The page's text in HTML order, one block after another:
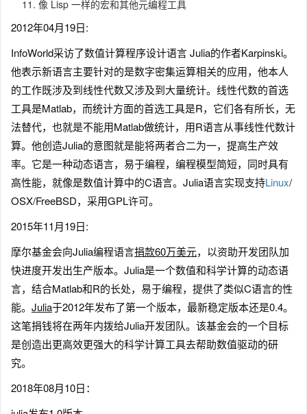
像 Lisp 一样的宏和其他元编程工具
2012年04月19日:
InfoWorld采访了数值计算程序设计语言 Julia的作者Karpinski。
他表示新语言主要针对的是数字密集运算相关的应用，他本人
的工作既涉及到线性代数又涉及到大量统计。线性代数的首选
工具是Matlab，而统计方面的首选工具是R，它们各有所长，无
法替代，也就是不能用Matlab做统计，用R语言从事线性代数计
算。他创造Julia的意图就是能将两者合二为一，提高生产效
率。它是一种动态语言，易于编程，编程模型简短，同时具有
高性能，就像是数值计算中的C语言。Julia语言实现支持Linux/
OSX/FreeBSD，采用GPL许可。
2015年11月19日:
摩尔基金会向Julia编程语言捐款60万美元，以资助开发团队加
快进度开发出生产版本。Julia是一个数值和科学计算的动态语
言，结合Matlab和R的长处，易于编程，提供了类似C语言的性
能。 Julia于2012年发布了第一个版本，最新稳定版本还是0.4。
这笔捐钱将在两年内拨给Julia开发团队。该基金会的一个目标
是创造出更高效更强大的科学计算工具去帮助数值驱动的研
究。
2018年08月10日：